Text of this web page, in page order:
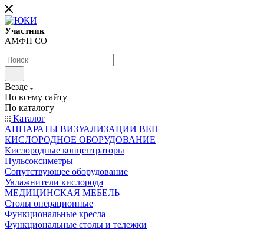
Участник
АМФП СО
Везде
По всему сайту
По каталогу
Каталог
АППАРАТЫ ВИЗУАЛИЗАЦИИ ВЕН
КИСЛОРОДНОЕ ОБОРУДОВАНИЕ
Кислородные концентраторы
Пульсоксиметры
Сопутствующее оборудование
Увлажнители кислорода
МЕДИЦИНСКАЯ МЕБЕЛЬ
Столы операционные
Функциональные кресла
Функциональные столы и тележки